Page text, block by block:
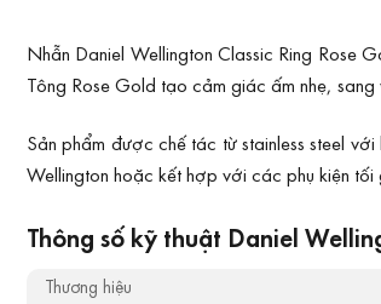
Nhẫn Daniel Wellington Classic Ring Rose
Tông Rose Gold tạo cảm giác ấm nhẹ,
Sản phẩm được chế tác từ stainless steel
Wellington hoặc kết hợp với các phụ kiện
Thông số kỹ thuật Daniel
Thương hiệu